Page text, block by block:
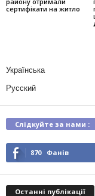
сертифікати на житло
Українська
Русский
Слідкуйте за нами :
870 Фанів
Останні публікації